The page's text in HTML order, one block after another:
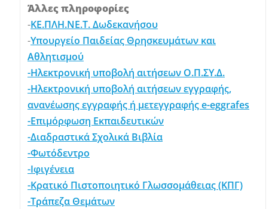
Άλλες πληροφορίες
-ΚΕ.ΠΛΗ.ΝΕ.Τ. Δωδεκανήσου
-Υπουργείο Παιδείας Θρησκευμάτων και
Αθλητισμού
-Ηλεκτρονική υποβολή αιτήσεων Ο.Π.ΣΥ.Δ.
-Ηλεκτρονική υποβολή αιτήσεων εγγραφής,
ανανέωσης εγγραφής ή μετεγγραφής e-eggrafes
-Επιμόρφωση Εκπαιδευτικών
-Διαδραστικά Σχολικά Βιβλία
-Φωτόδεντρο
-Ιφιγένεια
-Κρατικό Πιστοποιητικό Γλωσσομάθειας (ΚΠΓ)
-Τράπεζα Θεμάτων